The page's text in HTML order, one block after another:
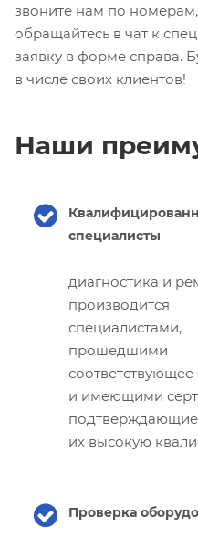
звоните нам по
обращайтесь в чат к
заявку в форме справа.
в числе своих клиентов!
Наши
специалисты
диагностика и
производится
специалистами,
прошедшими
и имеющими
подтверждающие
их высокую
Проверка